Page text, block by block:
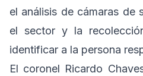
el análisis de cámaras de
el sector y la
identificar a la persona
El coronel Ricardo